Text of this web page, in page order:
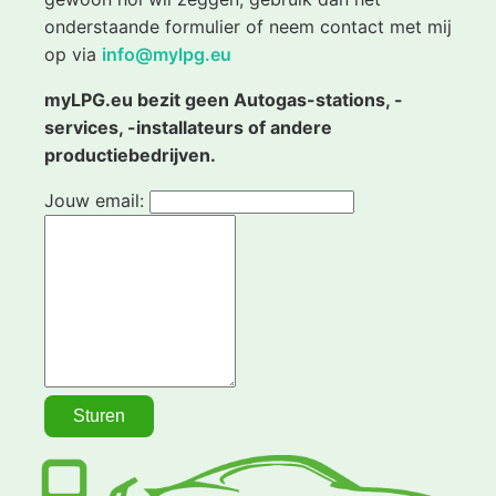
onderstaande formulier of neem contact met mij
op via info@mylpg.eu
myLPG.eu bezit geen Autogas-stations, -
services, -installateurs of andere
productiebedrijven.
Jouw email: